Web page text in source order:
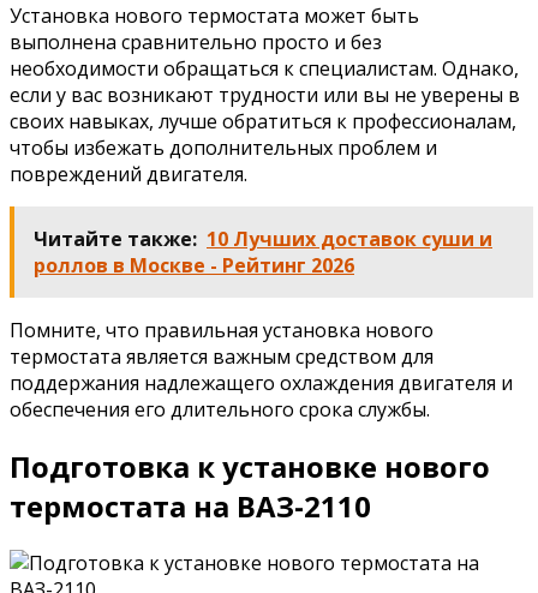
Установка нового термостата может быть
выполнена сравнительно просто и без
необходимости обращаться к специалистам. Однако,
если у вас возникают трудности или вы не уверены в
своих навыках, лучше обратиться к профессионалам,
чтобы избежать дополнительных проблем и
повреждений двигателя.
Читайте также: 10 Лучших доставок суши и
роллов в Москве - Рейтинг 2026
Помните, что правильная установка нового
термостата является важным средством для
поддержания надлежащего охлаждения двигателя и
обеспечения его длительного срока службы.
Подготовка к установке нового
термостата на ВАЗ-2110